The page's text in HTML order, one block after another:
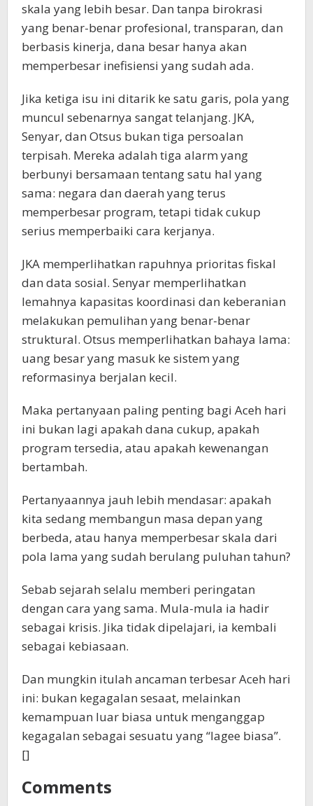
skala yang lebih besar. Dan tanpa birokrasi
yang benar-benar profesional, transparan, dan
berbasis kinerja, dana besar hanya akan
memperbesar inefisiensi yang sudah ada.
Jika ketiga isu ini ditarik ke satu garis, pola yang
muncul sebenarnya sangat telanjang. JKA,
Senyar, dan Otsus bukan tiga persoalan
terpisah. Mereka adalah tiga alarm yang
berbunyi bersamaan tentang satu hal yang
sama: negara dan daerah yang terus
memperbesar program, tetapi tidak cukup
serius memperbaiki cara kerjanya.
JKA memperlihatkan rapuhnya prioritas fiskal
dan data sosial. Senyar memperlihatkan
lemahnya kapasitas koordinasi dan keberanian
melakukan pemulihan yang benar-benar
struktural. Otsus memperlihatkan bahaya lama:
uang besar yang masuk ke sistem yang
reformasinya berjalan kecil.
Maka pertanyaan paling penting bagi Aceh hari
ini bukan lagi apakah dana cukup, apakah
program tersedia, atau apakah kewenangan
bertambah.
Pertanyaannya jauh lebih mendasar: apakah
kita sedang membangun masa depan yang
berbeda, atau hanya memperbesar skala dari
pola lama yang sudah berulang puluhan tahun?
Sebab sejarah selalu memberi peringatan
dengan cara yang sama. Mula-mula ia hadir
sebagai krisis. Jika tidak dipelajari, ia kembali
sebagai kebiasaan.
Dan mungkin itulah ancaman terbesar Aceh hari
ini: bukan kegagalan sesaat, melainkan
kemampuan luar biasa untuk menganggap
kegagalan sebagai sesuatu yang “lagee biasa”.
[]
Comments